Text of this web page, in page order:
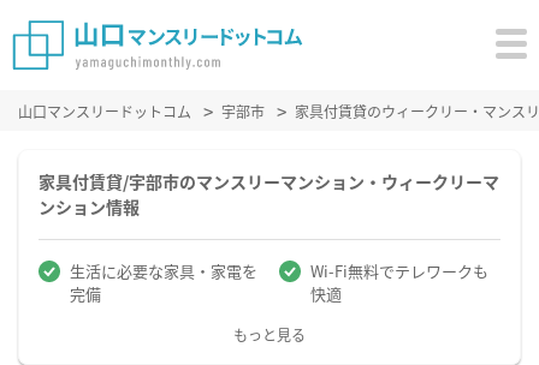
山口マンスリードットコム 宇部市 家具付賃貸のウィークリー・マンス
家具付賃貸/宇部市のマンスリーマンション・ウィークリーマ
ンション情報
生活に必要な家具・家電を
完備
Wi-Fi無料でテレワークも
快適
もっと見る